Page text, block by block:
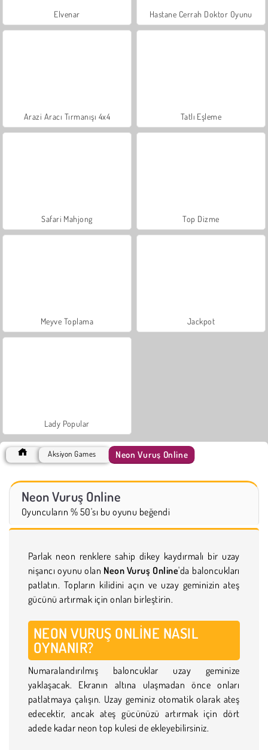
Elvenar Hastane Cerrah Doktor Oyunu
Arazi Aracı Tırmanışı 4x4 Tatlı Eşleme
Safari Mahjong Top Dizme
Meyve Toplama Jackpot
Lady Popular
Aksiyon Games Neon Vuruş Online
Neon Vuruş Online
Oyuncuların % 50'sı bu oyunu beğendi
Parlak neon renklere sahip dikey kaydırmalı bir uzay
nişancı oyunu olan Neon Vuruş Online'da baloncukları
patlatın. Topların kilidini açın ve uzay geminizin ateş
gücünü artırmak için onları birleştirin.
NEON VURUŞ ONLINE NASIL
OYNANIR?
Numaralandırılmış baloncuklar uzay geminize
yaklaşacak. Ekranın altına ulaşmadan önce onları
patlatmaya çalışın. Uzay geminiz otomatik olarak ateş
edecektir, ancak ateş gücünüzü artırmak için dört
adede kadar neon top kulesi de ekleyebilirsiniz.